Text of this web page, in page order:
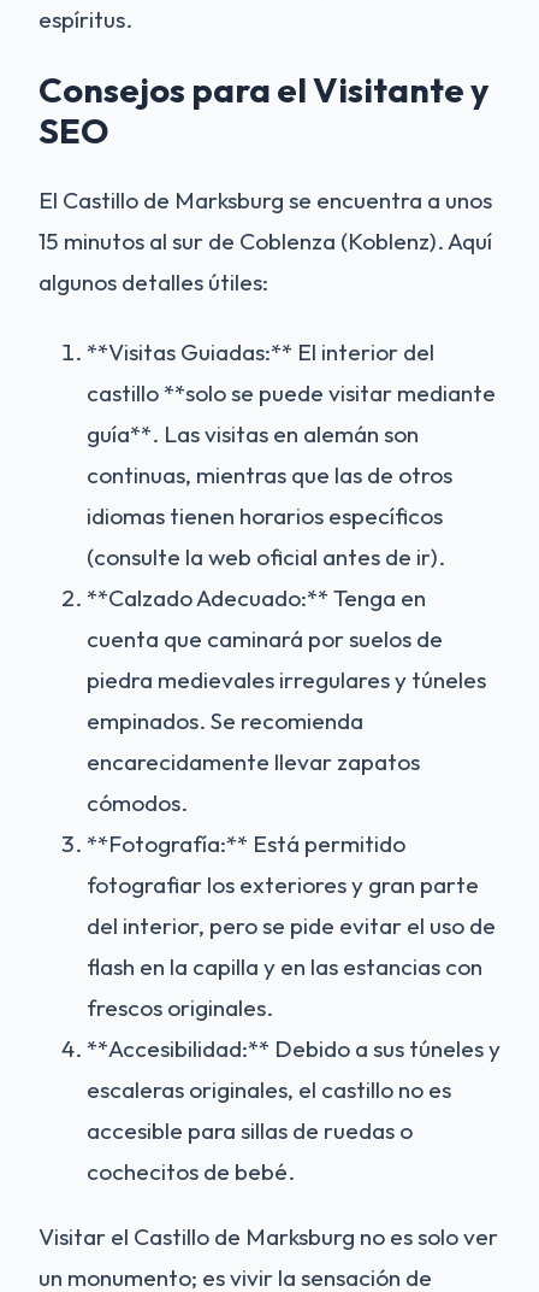
espíritus.
Consejos para el Visitante y
SEO
El Castillo de Marksburg se encuentra a unos
15 minutos al sur de Coblenza (Koblenz). Aquí
algunos detalles útiles:
**Visitas Guiadas:** El interior del
castillo **solo se puede visitar mediante
guía**. Las visitas en alemán son
continuas, mientras que las de otros
idiomas tienen horarios específicos
(consulte la web oficial antes de ir).
**Calzado Adecuado:** Tenga en
cuenta que caminará por suelos de
piedra medievales irregulares y túneles
empinados. Se recomienda
encarecidamente llevar zapatos
cómodos.
**Fotografía:** Está permitido
fotografiar los exteriores y gran parte
del interior, pero se pide evitar el uso de
flash en la capilla y en las estancias con
frescos originales.
**Accesibilidad:** Debido a sus túneles y
escaleras originales, el castillo no es
accesible para sillas de ruedas o
cochecitos de bebé.
Visitar el Castillo de Marksburg no es solo ver
un monumento; es vivir la sensación de